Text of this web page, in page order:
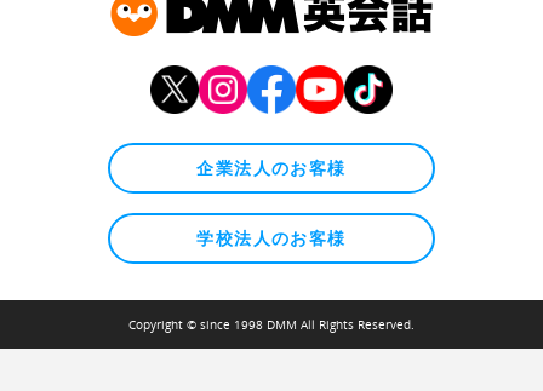
企業法人のお客様
学校法人のお客様
Copyright © since 1998 DMM All Rights Reserved.